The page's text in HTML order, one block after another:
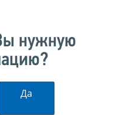
нужную
Да